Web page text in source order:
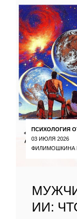
ПСИХОЛОГИЯ
03 ИЮЛЯ 2026
ФИЛИМОШКИНА
ИИ: